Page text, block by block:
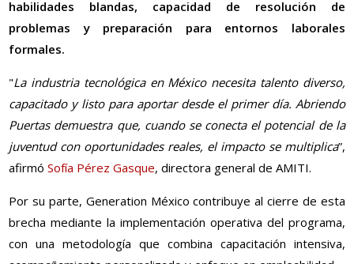
habilidades blandas, capacidad de resolución de
problemas y preparación para entornos laborales
formales.
"La industria tecnológica en México necesita talento diverso,
capacitado y listo para aportar desde el primer día. Abriendo
Puertas demuestra que, cuando se conecta el potencial de la
juventud con oportunidades reales, el impacto se multiplica”,
afirmóSofía Pérez Gasque, directora general de AMITI.
Por su parte, Generation México contribuye al cierre de esta
brecha mediante la implementación operativa del programa,
con una metodología que combina capacitación intensiva,